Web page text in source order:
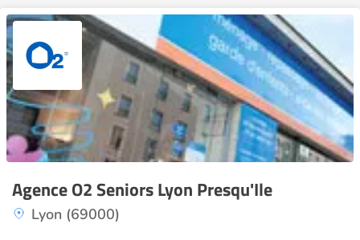
Agence O2 Seniors Lyon Presqu'Ile
Lyon (69000)